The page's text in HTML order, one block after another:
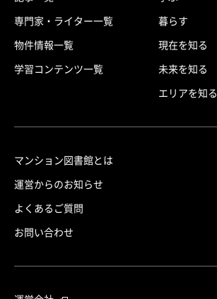
専門家・ライター一覧
物件情報一覧
学習コンテンツ一覧
暮らす
現在を知る
未来を知る
エリアを知る
マンション図書館とは
運営からのお知らせ
よくあるご質問
お問い合わせ